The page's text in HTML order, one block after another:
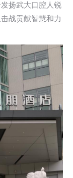
扬武大口腔人锐
战贡献智慧和力